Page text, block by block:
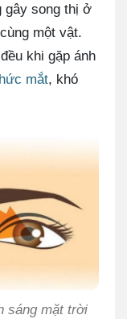
gây song thị ở
một vật.
khi gặp ánh
mắt, khó
sáng mặt trời